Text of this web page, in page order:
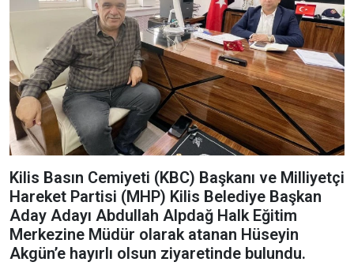
Kilis Basın Cemiyeti (KBC) Başkanı ve Milliyetçi
Hareket Partisi (MHP) Kilis Belediye Başkan
Aday Adayı Abdullah Alpdağ Halk Eğitim
Merkezine Müdür olarak atanan Hüseyin
Akgün’e hayırlı olsun ziyaretinde bulundu.